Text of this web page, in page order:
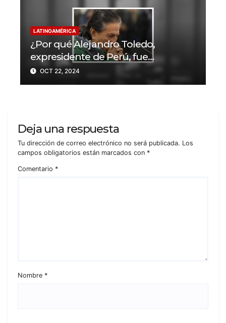
LATINOAMÉRICA
¿Por qué Alejandro Toledo,
expresidente de Perú, fue
condenado a 20 años de prisión?
OCT 22, 2024
Deja una respuesta
Tu dirección de correo electrónico no será publicada. Los
campos obligatorios están marcados con *
Comentario *
Nombre *